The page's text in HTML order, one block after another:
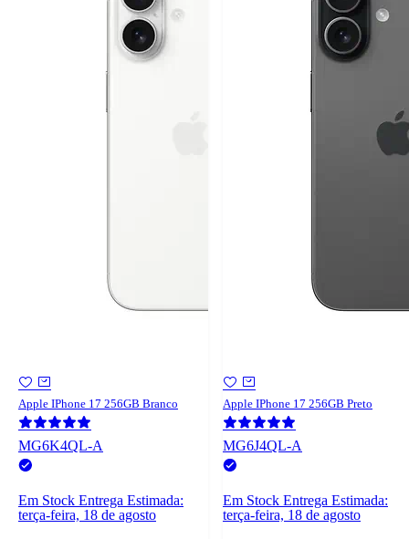
Apple IPhone 17 256GB Branco
MG6K4QL-A
Em Stock Entrega Estimada:
terça-feira, 18 de agosto
Apple IPhone 17 256GB Preto
MG6J4QL-A
Em Stock Entrega Estimada:
terça-feira, 18 de agosto